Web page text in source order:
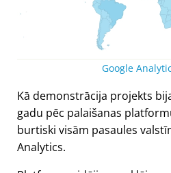
Google
Kā demonstrācija projekts
gadu pēc palaišanas
burtiski visām pasaules
Analytics.